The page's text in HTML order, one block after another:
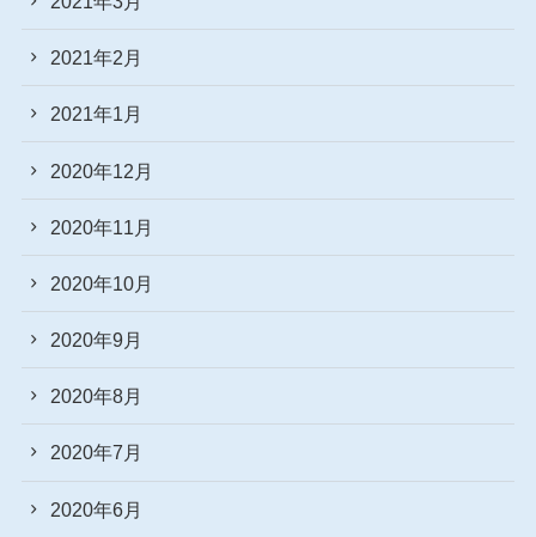
2021年2月
2021年1月
2020年12月
2020年11月
2020年10月
2020年9月
2020年8月
2020年7月
2020年6月